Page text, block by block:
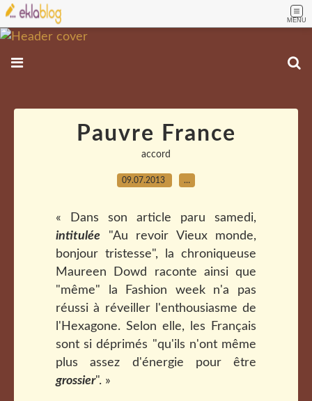
MENU
Pauvre France
accord
09.07.2013 …
« Dans son article paru samedi,
intitulée "Au revoir Vieux monde,
bonjour tristesse", la chroniqueuse
Maureen Dowd raconte ainsi que
"même" la Fashion week n'a pas
réussi à réveiller l'enthousiasme de
l'Hexagone. Selon elle, les Français
sont si déprimés "qu'ils n'ont même
plus assez d'énergie pour être
grossier". »